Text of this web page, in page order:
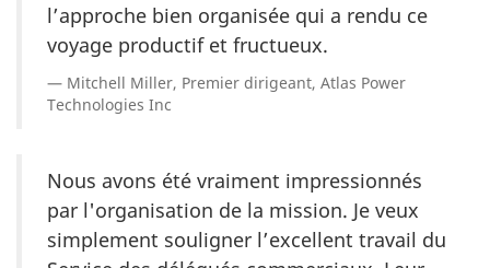
l’approche bien organisée qui a rendu ce
voyage productif et fructueux.
Mitchell Miller, Premier dirigeant, Atlas Power
Technologies Inc
Nous avons été vraiment impressionnés
par l'organisation de la mission. Je veux
simplement souligner l’excellent travail du